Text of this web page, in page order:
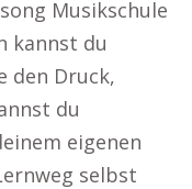
Musikschule
kannst du
den Druck,
du
eigenen
selbst